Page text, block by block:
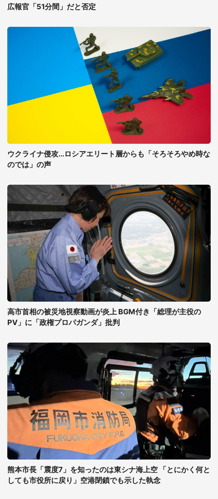
広報官「51分間」だと否定
ウクライナ侵攻...ロシアエリート層からも「そろそろやめ時な
のでは」の声
高市首相の被災地視察動画が炎上 BGM付き「総理が主役の
PV」に「政権プロパガンダ」批判
熊本市長「震度7」を知ったのは東シナ海上空 「とにかく何と
しても市役所に戻り」空港閉鎖でも示した執念